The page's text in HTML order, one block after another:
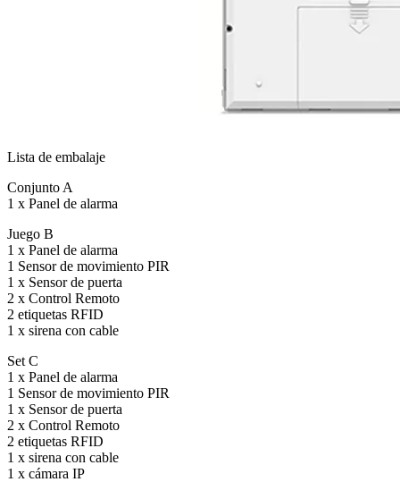
Lista de embalaje
Conjunto A
1 x Panel de alarma
Juego B
1 x Panel de alarma
1 Sensor de movimiento PIR
1 x Sensor de puerta
2 x Control Remoto
2 etiquetas RFID
1 x sirena con cable
Set C
1 x Panel de alarma
1 Sensor de movimiento PIR
1 x Sensor de puerta
2 x Control Remoto
2 etiquetas RFID
1 x sirena con cable
1 x cámara IP